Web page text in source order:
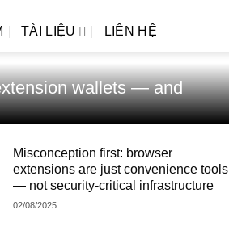
TÀI LIỆU LIÊN HỆ
wallets — and
Misconception first: browser
extensions are just convenience tools
— not security-critical infrastructure
02/08/2025